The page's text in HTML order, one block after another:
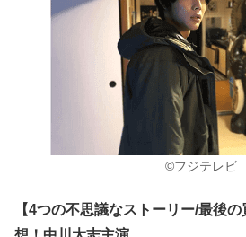
©フジテレビ
【4つの不思議なストーリー/最後